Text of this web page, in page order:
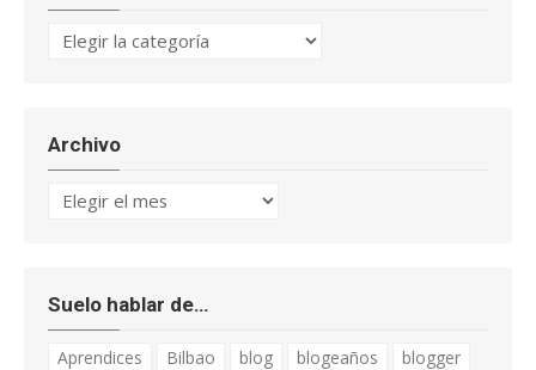
Categorías
Archivo
Archivo
Suelo hablar de…
Aprendices Bilbao blog blogeaños
blogger